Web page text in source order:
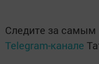
Следите за
Telegram-канале